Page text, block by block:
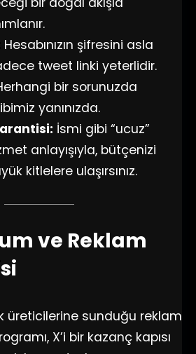
Hesabınızın şifresini asla
tweet linki yeterlidir.
bir sorunuzda
yanınızda.
İsmi gibi “ucuz”
anlayışıyla, bütçenizi
kitlelere ulaşırsınız.
ve Reklam
üreticilerine sunduğu reklam
X’i bir kazanç kapısı